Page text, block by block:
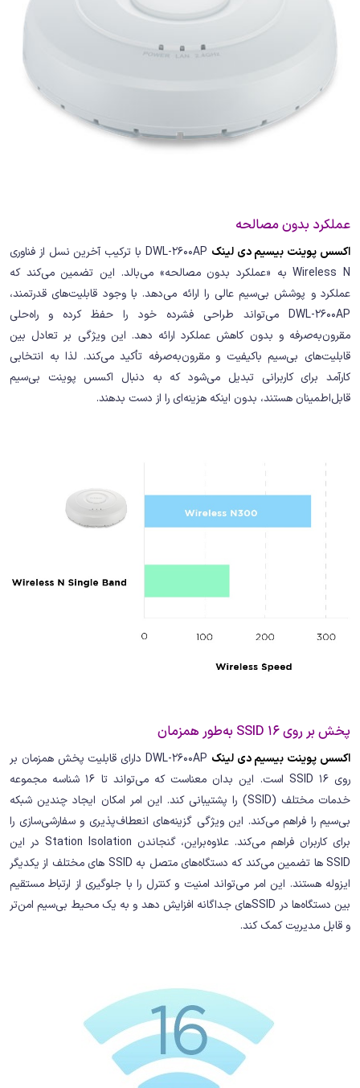
عملکرد بدون مصالحه
اکسس پوینت بیسیم دی لینک
DWL-2600AP با ترکیب آخرین نسل از فناوری
Wireless N به «عملکرد بدون مصالحه» می‌بالد. این تضمین می‌کند که
عملکرد و پوشش بی‌سیم عالی را ارائه می‌دهد. با وجود قابلیت‌های قدرتمند،
DWL-2600AP می‌تواند طراحی فشرده خود را حفظ کرده و راه‌حلی
مقرون‌به‌صرفه و بدون کاهش عملکرد ارائه دهد. این ویژگی بر تعادل بین
قابلیت‌های بی‌سیم باکیفیت و مقرون‌به‌صرفه تأکید می‌کند. لذا به انتخابی
کارآمد برای کاربرانی تبدیل می‌شود که به دنبال اکسس پوینت بی‌سیم
قابل‌اطمینان هستند، بدون اینکه هزینه‌ای را از دست بدهند.
پخش بر روی 16 SSID به‌طور همزمان
اکسس پوینت بیسیم دی لینک
DWL-2600AP دارای قابلیت پخش همزمان بر
روی 16 SSID است. این بدان معناست که می‌تواند تا 16 شناسه مجموعه
خدمات مختلف (SSID) را پشتیبانی کند. این امر امکان ایجاد چندین شبکه
بی‌سیم را فراهم می‌کند. این ویژگی گزینه‌های انعطاف‌پذیری و سفارشی‌سازی را
برای کاربران فراهم می‌کند. علاوه‌براین، گنجاندن Station Isolation در این
SSID ها تضمین می‌کند که دستگاه‌های متصل به SSID های مختلف از یکدیگر
ایزوله هستند. این امر می‌تواند امنیت و کنترل را با جلوگیری از ارتباط مستقیم
بین دستگاه‌ها در SSIDهای جداگانه افزایش دهد و به یک محیط بی‌سیم امن‌تر
و قابل مدیریت کمک کند.